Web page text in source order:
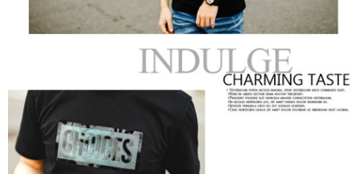
１．透過由恩沛科技股份有限公司提供之「AFTEE先享後付」服務完成之交
易，需依本服務之必要範圍內提供個人資料，並將交易相關給付款項請求債
權轉讓予恩沛科技股份有限公司。
２．關於個人資料處理事宜，請瀏覽以下網址：
３．未成年的使用者請事先徵得法定代理人或監護人之同意方可使用
「AFTEE先享後付」，若未經同意申辦者引起之損失，本公司不負相關責
任。
４．使用「AFTEE先享後付」時，將依據個別帳號之用戶狀況，依本公司即
時審查核予不同之上限額度；若仍有額度不足之情形，本公司將視審查結果
請求用戶進行身份認證。
５．嚴禁一人註冊多個帳號或使用他人資訊註冊。若發現惡意使用之情形，
每筆NT$120，滿NT$3,000(含以上)免運費